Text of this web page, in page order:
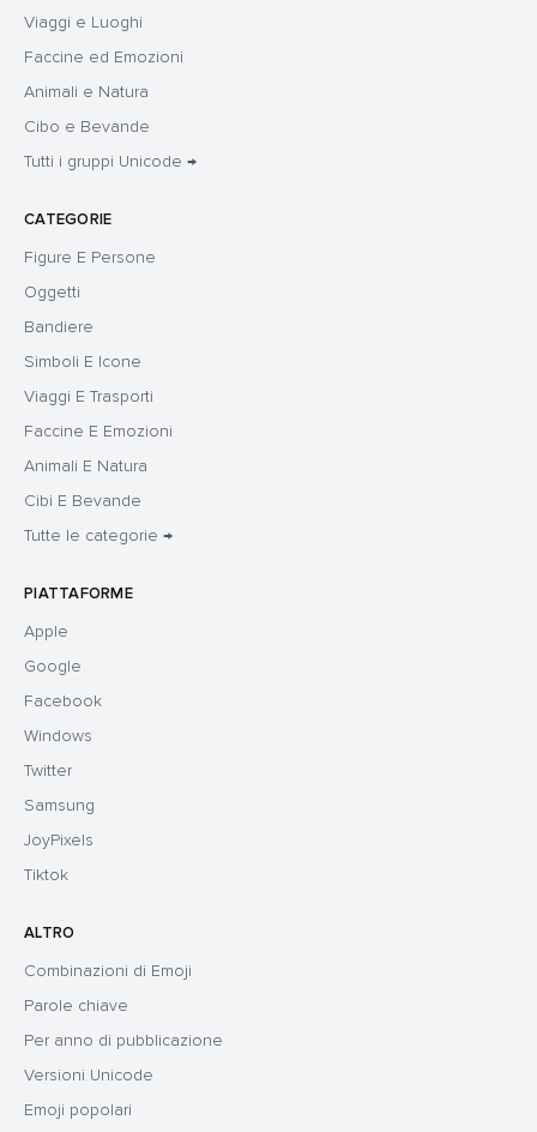
Viaggi e Luoghi
Faccine ed Emozioni
Animali e Natura
Cibo e Bevande
Tutti i gruppi Unicode →
CATEGORIE
Figure E Persone
Oggetti
Bandiere
Simboli E Icone
Viaggi E Trasporti
Faccine E Emozioni
Animali E Natura
Cibi E Bevande
Tutte le categorie →
PIATTAFORME
Apple
Google
Facebook
Windows
Twitter
Samsung
JoyPixels
Tiktok
ALTRO
Combinazioni di Emoji
Parole chiave
Per anno di pubblicazione
Versioni Unicode
Emoji popolari